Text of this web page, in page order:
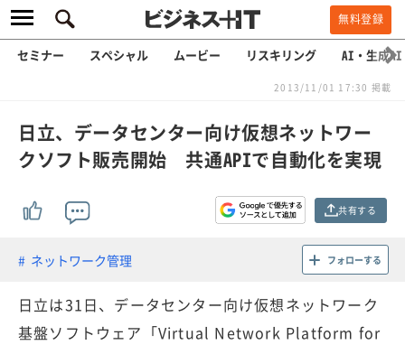
無料登録
セミナー スペシャル ムービー リスキリング AI・生成AI
2013/11/01 17:30 掲載
日立、データセンター向け仮想ネットワー
クソフト販売開始 共通APIで自動化を実現
共有する
ネットワーク管理 フォローする
日立は31日、データセンター向け仮想ネットワーク
基盤ソフトウェア「Virtual Network Platform for